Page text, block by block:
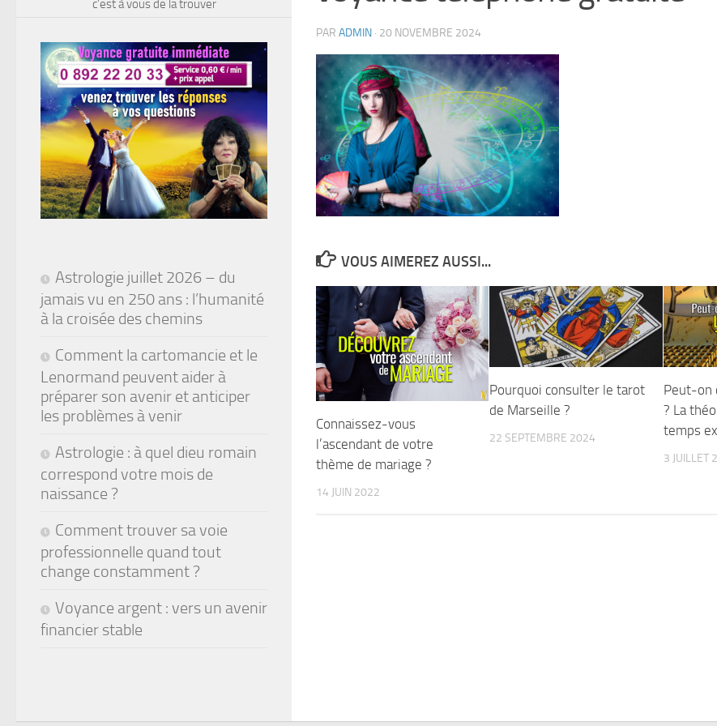
PAR ADMIN · 20 NOVEMBRE 2024
VOUS AIMEREZ AUSSI...
Connaissez-vous
l’ascendant de votre
thème de mariage ?
14 JUIN 2022
Pourquoi consulter le tarot
de Marseille ?
22 SEPTEMBRE 2024
Peut-on
? La
temps
3 JUILLET
c’est à vous de la trouver
Astrologie juillet 2026 – du
jamais vu en 250 ans : l’humanité
à la croisée des chemins
Comment la cartomancie et le
Lenormand peuvent aider à
préparer son avenir et anticiper
les problèmes à venir
Astrologie : à quel dieu romain
correspond votre mois de
naissance ?
Comment trouver sa voie
professionnelle quand tout
change constamment ?
Voyance argent : vers un avenir
financier stable